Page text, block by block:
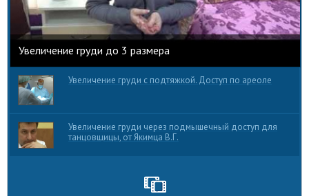
Увеличение груди до 3 размера
Увеличение груди с подтяжкой. Доступ по ареоле
Увеличение груди через подмышечный доступ для
танцовщицы, от Якимца В.Г.